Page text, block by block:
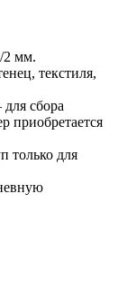
2 мм.
текстиля,
сбора
приобретается
только для